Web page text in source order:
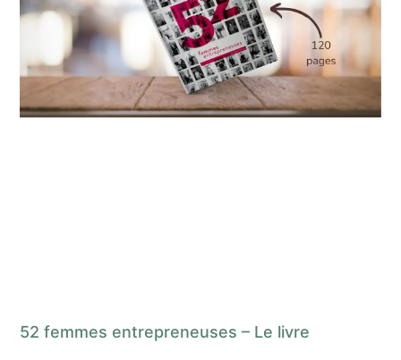
52 femmes entrepreneuses – Le livre